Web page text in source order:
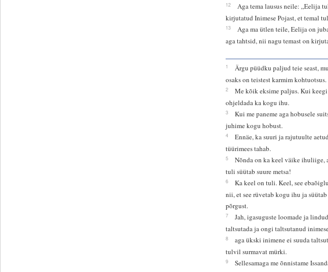
12
Aga tema lausus neile: „Eelija
kirjutatud Inimese Pojast, et temal
13
Aga ma ütlen teile, Eelija on
aga tahtsid, nii nagu temast on
1
Ärgu püüdku paljud teie seast,
osaks on teistest karmim kohtuotsus.
2
Me kõik eksime paljus. Kui
ohjeldada ka kogu ihu.
3
Kui me paneme aga hobusele
juhime kogu hobust.
4
Ennäe, ka suuri ja rajutuulte
tüürimees tahab.
5
Nõnda on ka keel väike ihuliige,
tuli süütab suure metsa!
6
Ka keel on tuli. Keel, see
nii, et see rüvetab kogu ihu ja
põrgust.
7
Jah, igasuguste loomade ja
taltsutada ja ongi taltsutanud
8
aga ükski inimene ei suuda
tulvil surmavat mürki.
9
Sellesamaga me õnnistame